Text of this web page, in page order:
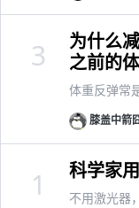
为什么
之前的
体重反弹常
膝盖中箭
3
科学家
不用激光器
1